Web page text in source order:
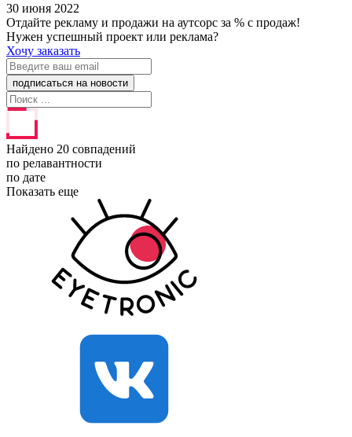
30 июня 2022
Отдайте рекламу и продажи на аутсорс за % с продаж!
Нужен успешный проект или реклама?
Хочу заказать
Найдено 20 совпадений
по релавантности
по дате
Показать еще